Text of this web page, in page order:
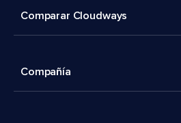
Comparar Cloudways
Compañía